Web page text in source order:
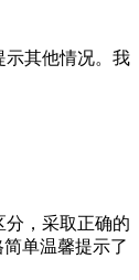
示其他情况。我
，采取正确的
单温馨提示了